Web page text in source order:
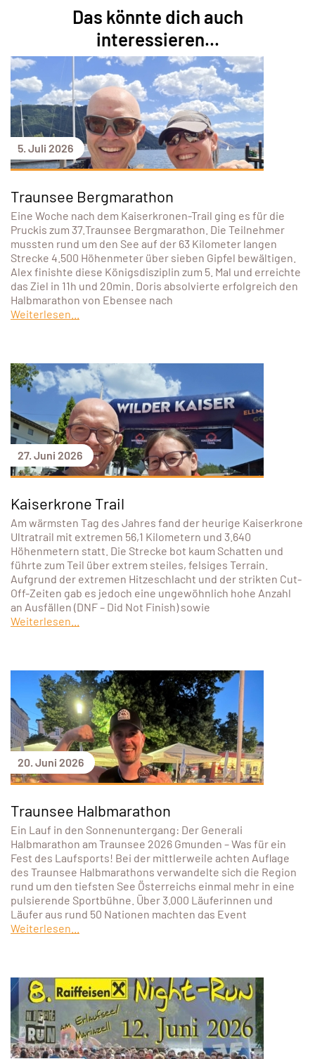
Das könnte dich auch
interessieren...
5. Juli 2026
Traunsee Bergmarathon
Eine Woche nach dem Kaiserkronen-Trail ging es für die
Pruckis zum 37.Traunsee Bergmarathon. Die Teilnehmer
mussten rund um den See auf der 63 Kilometer langen
Strecke 4.500 Höhenmeter über sieben Gipfel bewältigen.
Alex finishte diese Königsdisziplin zum 5. Mal und erreichte
das Ziel in 11h und 20min. Doris absolvierte erfolgreich den
Halbmarathon von Ebensee nach
Weiterlesen...
27. Juni 2026
Kaiserkrone Trail
Am wärmsten Tag des Jahres fand der heurige Kaiserkrone
Ultratrail mit extremen 56,1 Kilometern und 3.640
Höhenmetern statt. Die Strecke bot kaum Schatten und
führte zum Teil über extrem steiles, felsiges Terrain.
Aufgrund der extremen Hitzeschlacht und der strikten Cut-
Off-Zeiten gab es jedoch eine ungewöhnlich hohe Anzahl
an Ausfällen (DNF – Did Not Finish) sowie
Weiterlesen...
20. Juni 2026
Traunsee Halbmarathon
Ein Lauf in den Sonnenuntergang: Der Generali
Halbmarathon am Traunsee 2026 Gmunden – Was für ein
Fest des Laufsports! Bei der mittlerweile achten Auflage
des Traunsee Halbmarathons verwandelte sich die Region
rund um den tiefsten See Österreichs einmal mehr in eine
pulsierende Sportbühne. Über 3.000 Läuferinnen und
Läufer aus rund 50 Nationen machten das Event
Weiterlesen...